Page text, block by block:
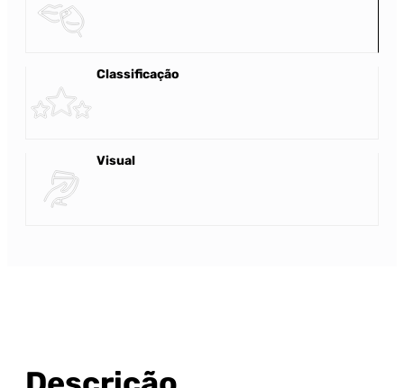
Classificação
Visual